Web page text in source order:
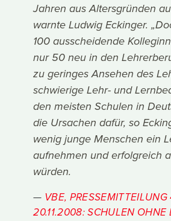
Jahren aus Altersgründen
warnte Ludwig Eckinger.
100 ausscheidende
nur 50 neu in den
zu geringes Ansehen des
schwierige Lehr- und
den meisten Schulen in
die Ursachen dafür, so
wenig junge Menschen ein
aufnehmen und erfolgreich
würden.
VBE, PRESSEMITTEILUNG
20.11.2008: SCHULEN OHNE